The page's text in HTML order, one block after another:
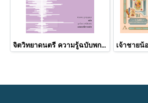
จิตวิทยาดนตรี ความรู้ฉบับพกพา The Psychology of Music / Elizabeth Hellmu / Bookscape